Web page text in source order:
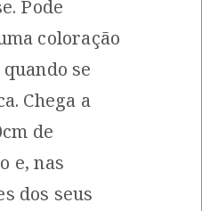
Lódão-bastardo
Celtis australis
Pode
coloração
se
Chega a
de
e, nas
dos seus